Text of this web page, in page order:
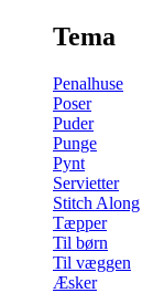
Tema
Penalhuse
Poser
Puder
Punge
Pynt
Servietter
Stitch Along
Tæpper
Til børn
Til væggen
Æsker